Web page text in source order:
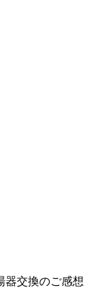
器交換のご感想